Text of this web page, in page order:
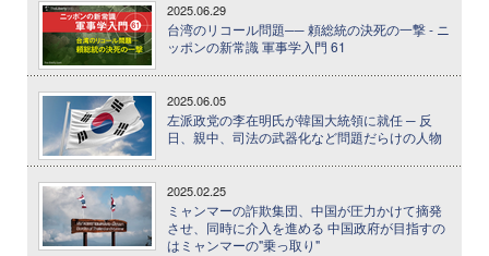
2025.06.29
台湾のリコール問題── 頼総統の決死の一撃 - ニ
ッポンの新常識 軍事学入門 61
2025.06.05
左派政党の李在明氏が韓国大統領に就任 ─ 反
日、親中、司法の武器化など問題だらけの人物
2025.02.25
ミャンマーの詐欺集団、中国が圧力かけて摘発
させ、同時に介入を進める 中国政府が目指すの
はミャンマーの"乗っ取り"